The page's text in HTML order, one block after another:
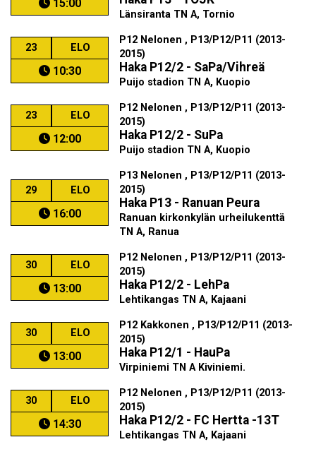
15:00
Länsiranta TN A, Tornio
23 ELO
10:30
P12 Nelonen , P13/P12/P11 (2013-
2015)
Haka P12/2 - SaPa/Vihreä
Puijo stadion TN A, Kuopio
23 ELO
12:00
P12 Nelonen , P13/P12/P11 (2013-
2015)
Haka P12/2 - SuPa
Puijo stadion TN A, Kuopio
29 ELO
16:00
P13 Nelonen , P13/P12/P11 (2013-
2015)
Haka P13 - Ranuan Peura
Ranuan kirkonkylän urheilukenttä
TN A, Ranua
30 ELO
13:00
P12 Nelonen , P13/P12/P11 (2013-
2015)
Haka P12/2 - LehPa
Lehtikangas TN A, Kajaani
30 ELO
13:00
P12 Kakkonen , P13/P12/P11 (2013-
2015)
Haka P12/1 - HauPa
Virpiniemi TN A Kiviniemi.
30 ELO
14:30
P12 Nelonen , P13/P12/P11 (2013-
2015)
Haka P12/2 - FC Hertta -13T
Lehtikangas TN A, Kajaani